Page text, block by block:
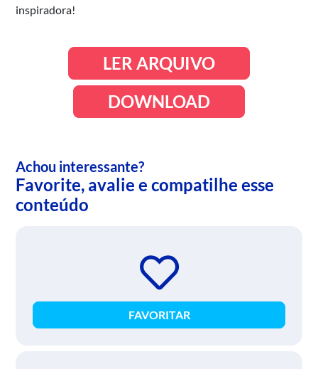
inspiradora!
LER ARQUIVO
DOWNLOAD
Achou interessante?
Favorite, avalie e compatilhe esse
conteúdo
FAVORITAR